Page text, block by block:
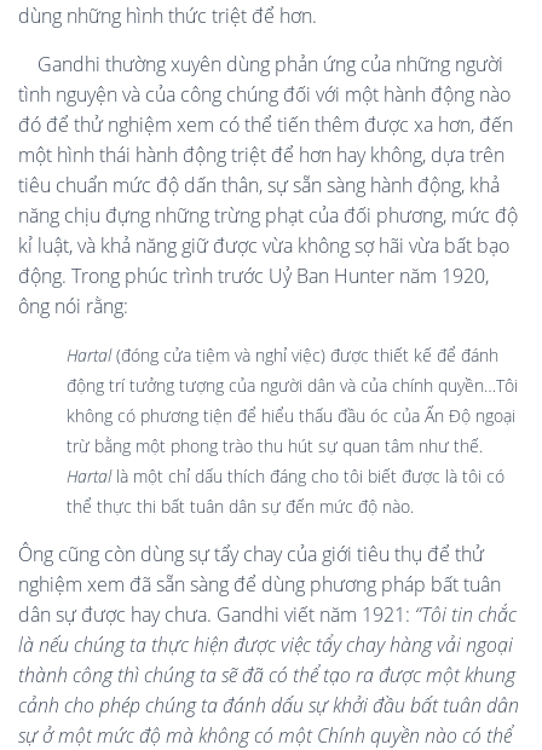
dùng những hình thức triệt để hơn.
Gandhi thường xuyên dùng phản ứng của những người
tình nguyện và của công chúng đối với một hành động nào
đó để thử nghiệm xem có thể tiến thêm được xa hơn, đến
một hình thái hành động triệt để hơn hay không, dựa trên
tiêu chuẩn mức độ dấn thân, sự sẵn sàng hành động, khả
năng chịu đựng những trừng phạt của đối phương, mức độ
kỉ luật, và khả năng giữ được vừa không sợ hãi vừa bất bạo
động. Trong phúc trình trước Uỷ Ban Hunter năm 1920,
ông nói rằng:
Hartal(đóng cửa tiệm và nghỉ việc) được thiết kế để đánh
động trí tưởng tượng của người dân và của chính quyền…Tôi
không có phương tiện để hiểu thấu đầu óc của Ấn Độ ngoại
trừ bằng một phong trào thu hút sự quan tâm như thế.
Hartallà một chỉ dấu thích đáng cho tôi biết được là tôi có
thể thực thi bất tuân dân sự đến mức độ nào.
Ông cũng còn dùng sự tẩy chay của giới tiêu thụ để thử
nghiệm xem đã sẵn sàng để dùng phương pháp bất tuân
dân sự được hay chưa. Gandhi viết năm 1921: “Tôi tin chắc
là nếu chúng ta thực hiện được việc tẩy chay hàng vải ngoại
thành công thì chúng ta sẽ đã có thể tạo ra được một khung
cảnh cho phép chúng ta đánh dấu sự khởi đầu bất tuân dân
sự ở một mức độ mà không có một Chính quyền nào có thể